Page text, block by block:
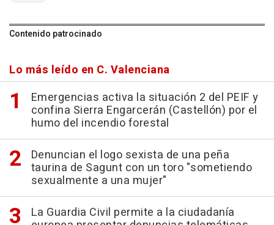
Contenido patrocinado
Lo más leído en C. Valenciana
Emergencias activa la situación 2 del PEIF y
confina Sierra Engarcerán (Castellón) por el
humo del incendio forestal
Denuncian el logo sexista de una peña
taurina de Sagunt con un toro "sometiendo
sexualmente a una mujer"
La Guardia Civil permite a la ciudadanía